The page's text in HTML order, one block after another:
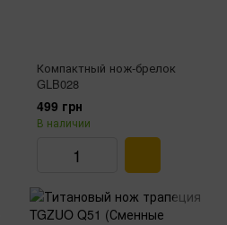
Компактный нож-брелок
GLB028
499 грн
В наличии